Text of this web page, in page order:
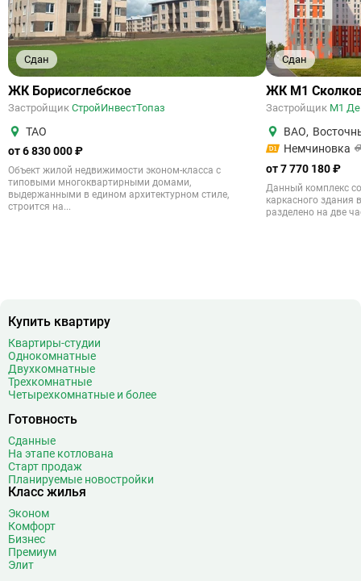
Сдан
ЖК Борисоглебское
Застройщик СтройИнвестТопаз
ТАО
от 6 830 000 ₽
Объект жилой недвижимости эконом-класса с
типовыми многоквартирными домами,
выдержанными в едином архитектурном стиле,
строится на...
Сдан
ЖК М1
Застройщик М1
ВАО,
Немчиновка
от 7 770 180 ₽
Данный комплекс
каркасного здания
разделено на две
Купить квартиру
Квартиры-студии
Однокомнатные
Двухкомнатные
Трехкомнатные
Четырехкомнатные и более
Готовность
Сданные
На этапе котлована
Старт продаж
Планируемые новостройки
Класс жилья
Эконом
Комфорт
Бизнес
Премиум
Элит